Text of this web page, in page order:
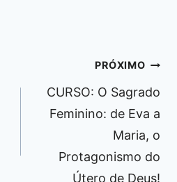
PRÓXIMO
CURSO: O Sagrado
Feminino: de Eva a
Maria, o
Protagonismo do
Útero de Deus!